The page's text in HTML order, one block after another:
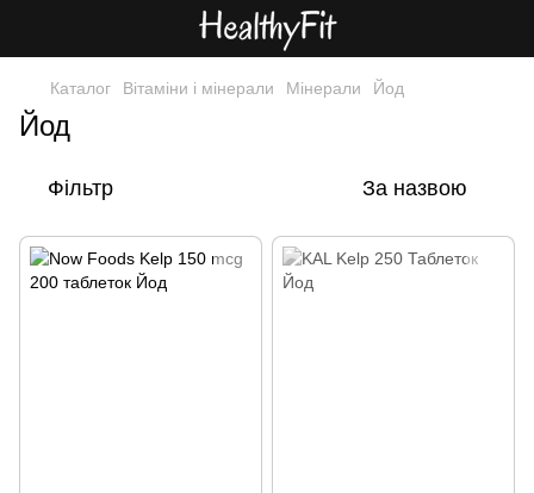
Каталог Вітаміни і мінерали Мінерали Йод
Йод
Фільтр За назвою